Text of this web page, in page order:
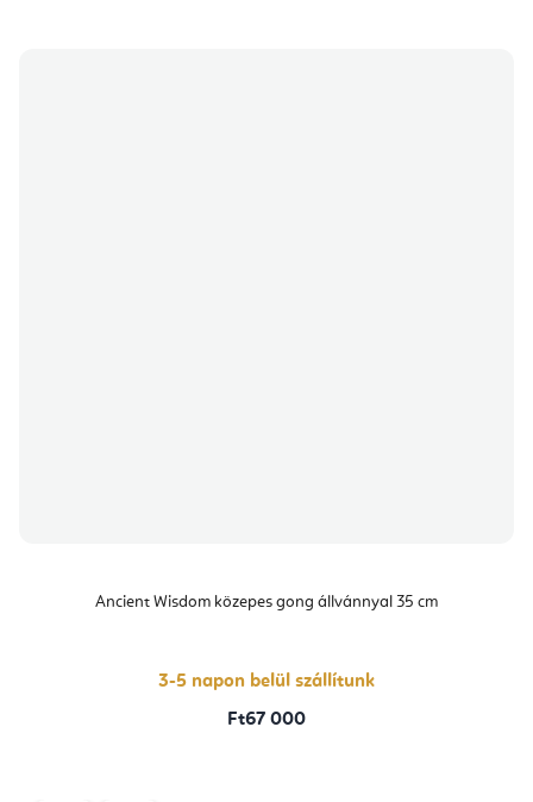
Ancient Wisdom közepes gong állvánnyal 35 cm
3-5 napon belül szállítunk
Ft67 000